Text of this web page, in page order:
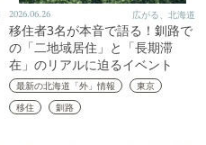
2026.06.26 広がる、北海道
移住者3名が本音で語る！釧路で
の「二地域居住」と「長期滞
在」のリアルに迫るイベント
最新の北海道「外」情報
東京
移住
釧路